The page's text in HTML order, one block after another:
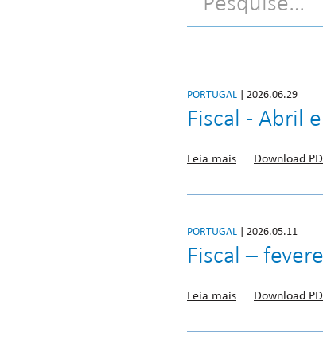
PORTUGAL | 2026.06.29
Fiscal - Abril
Leia mais Download
PORTUGAL | 2026.05.11
Fiscal –
Leia mais Download